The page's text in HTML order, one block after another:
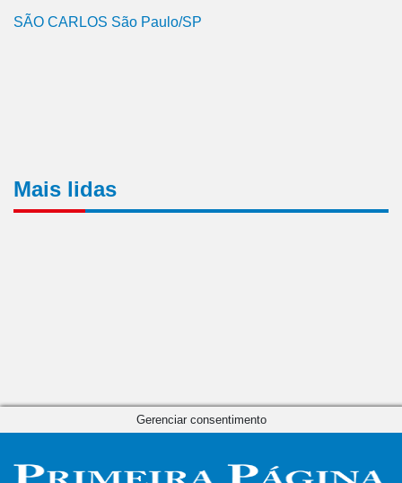
SÃO CARLOS São Paulo/SP
Mais lidas
Gerenciar consentimento